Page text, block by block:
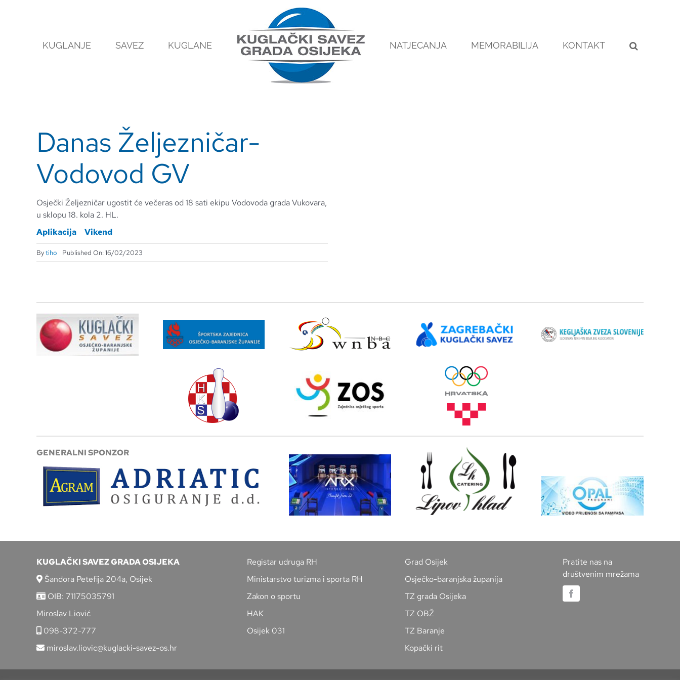
KUGLANJE
SAVEZ KUGLANE NATJECANJA MEMORABILIJA KONTAKT
Danas Željezničar-
Vodovod GV
Osječki Željezničar ugostit će večeras od 18 sati ekipu Vodovoda grada Vukovara,
u sklopu 18. kola 2. HL.
Aplikacija
Vikend
Bytiho Published On: 16/02/2023
GENERALNI SPONZOR
KUGLAČKI SAVEZ GRADA OSIJEKA
Šandora Petefija 204a, Osijek
OIB: 71175035791
Miroslav Liović
098-372-777
miroslav.liovic@kuglacki-savez-os.hr
Registar udruga RH
Ministarstvo turizma i sporta RH
Zakon o sportu
HAK
Osijek 031
Grad Osijek
Osječko-baranjska županija
TZ grada Osijeka
TZ OBŽ
TZ Baranje
Kopački rit
Pratite nas na
društvenim mrežama